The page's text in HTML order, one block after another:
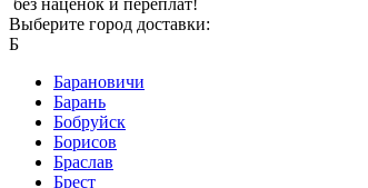
Выберите город доставки:
Б
Барановичи
Барань
Бобруйск
Борисов
Браслав
Брест